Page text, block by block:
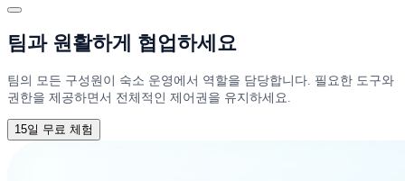
팀과 원활하게 협업하세요
팀의 모든 구성원이 숙소 운영에서 역할을 담당합니다. 필요한 도구와
권한을 제공하면서 전체적인 제어권을 유지하세요.
15일 무료 체험